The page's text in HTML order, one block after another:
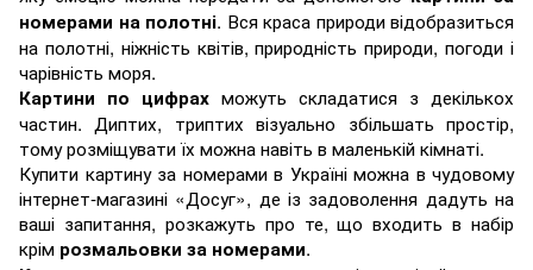
номерами на полотні. Вся краса природи відобразиться
на полотні, ніжність квітів, природність природи, погоди і
чарівність моря.
Картини по цифрах можуть складатися з декількох
частин. Диптих, триптих візуально збільшать простір,
тому розміщувати їх можна навіть в маленькій кімнаті.
Купити картину за номерами в Україні можна в чудовому
інтернет-магазині «Досуг», де із задоволення дадуть на
ваші запитання, розкажуть про те, що входить в набір
крім розмальовки за номерами.